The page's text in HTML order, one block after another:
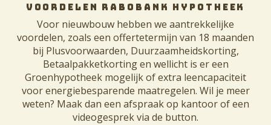
VOORDELEN RABOBANK HYPOTHEEK
Voor nieuwbouw hebben we aantrekkelijke
voordelen, zoals een offertetermijn van 18 maanden
bij Plusvoorwaarden, Duurzaamheidskorting,
Betaalpakketkorting en wellicht is er een
Groenhypotheek mogelijk of extra leencapaciteit
voor energiebesparende maatregelen. Wil je meer
weten? Maak dan een afspraak op kantoor of een
videogesprek via de button.